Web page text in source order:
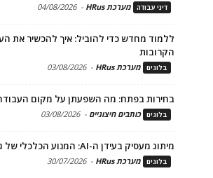
דיני עבודה מערכת HRus -
04/08/2026
ללמוד מחדש כדי להוביל: איך להכשיר את
הקרובות
בלוגים מערכת HRus -
03/08/2026
בחירות בפתח: מה השפעתן על מקום
בלוגים כותבים חיצוניים -
03/08/2026
מיתוג מעסיק בעידן ה-AI: המנוע הכלכלי של גיוס ושימור טלנטים
בלוגים מערכת HRus -
30/07/2026